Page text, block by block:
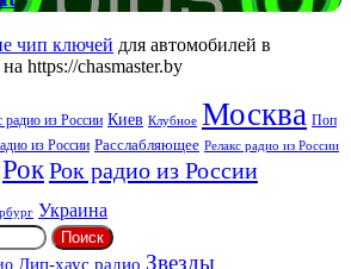
чип ключей для автомобилей в
https://chasmaster.by
радио из России Киев Клубное Москва Поп
из России Расслабляющее Релакс радио из России
РокРок радио из России
Украина
Дип-хаус радио Звезды